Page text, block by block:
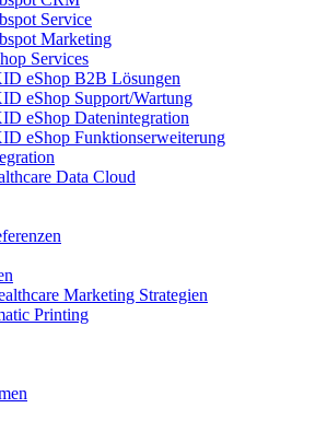
Service
Marketing
Services
eShop B2B Lösungen
eShop Support/Wartung
eShop Datenintegration
eShop Funktionserweiterung
Data Cloud
Marketing Strategien
Printing